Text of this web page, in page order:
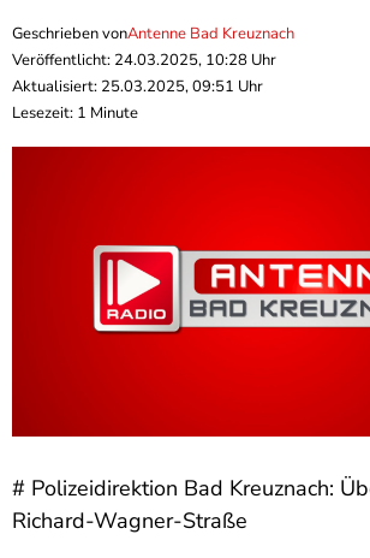
Geschrieben vonAntenne Bad Kreuznach
Veröffentlicht: 24.03.2025, 10:28 Uhr
Aktualisiert: 25.03.2025, 09:51 Uhr
Lesezeit: 1 Minute
# Polizeidirektion Bad Kreuznach:
Richard-Wagner-Straße